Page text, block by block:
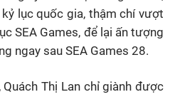
lục quốc gia, thậm chí vượt
SEA Games, để lại ấn tượng
ngay sau SEA Games 28.
Thị Lan chỉ giành được